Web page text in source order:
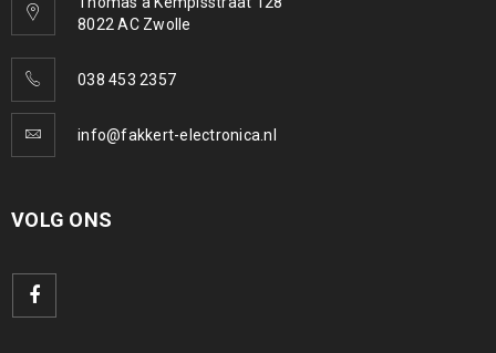
8022 AC Zwolle
038 453 2357
info@fakkert-electronica.nl
VOLG ONS